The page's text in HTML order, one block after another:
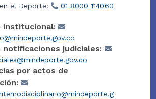
el Deporte:
01 8000 114060
institucional:
notificaciones judiciales:
por actos de